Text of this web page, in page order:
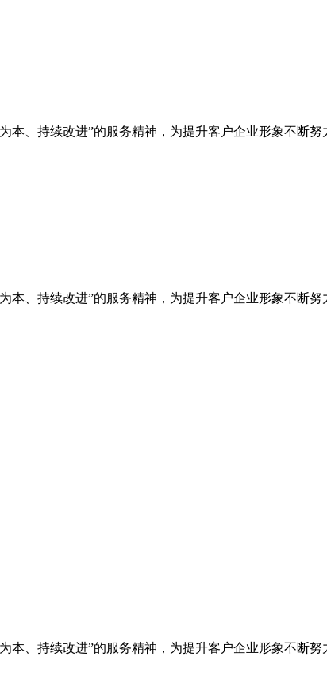
、持续改进”的服务精神，为提升客户企业形象不断
、持续改进”的服务精神，为提升客户企业形象不断
、持续改进”的服务精神，为提升客户企业形象不断